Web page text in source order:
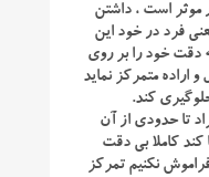
موثر است ، داشتن
فرد در خود این
دقت خود را بر روی
اراده متمرکز نماید
کند.
تا حدودی از آن
کند کاملا بی دقت
نکنیم تمرکز